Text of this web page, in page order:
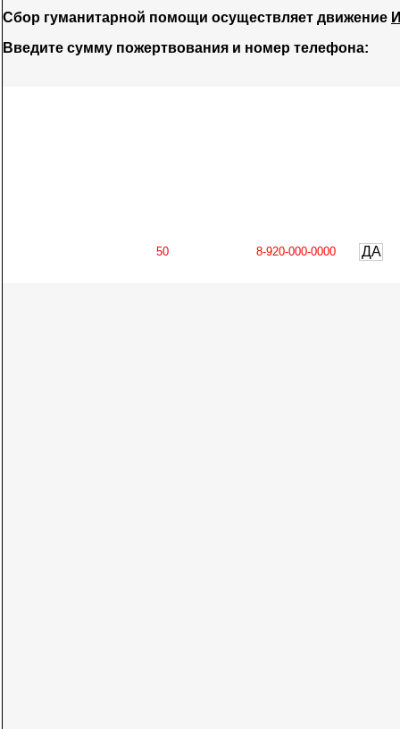
Сбор гуманитарной помощи осуществляет движение
Введите сумму пожертвования и номер телефона:
ДА